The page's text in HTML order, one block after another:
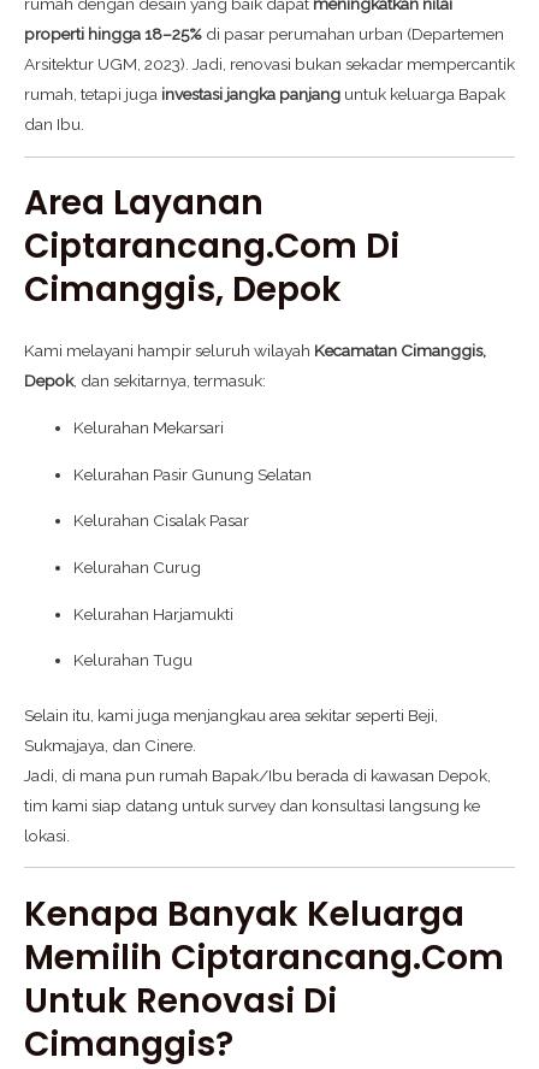
properti hingga 18–25% di pasar perumahan urban (Departemen
Arsitektur UGM, 2023). Jadi, renovasi bukan sekadar mempercantik
rumah, tetapi juga investasi jangka panjang untuk keluarga Bapak
dan Ibu.
Area Layanan
Ciptarancang.com Di
Cimanggis, Depok
Kami melayani hampir seluruh wilayah Kecamatan Cimanggis,
Depok, dan sekitarnya, termasuk:
Kelurahan Mekarsari
Kelurahan Pasir Gunung Selatan
Kelurahan Cisalak Pasar
Kelurahan Curug
Kelurahan Harjamukti
Kelurahan Tugu
Selain itu, kami juga menjangkau area sekitar seperti Beji,
Sukmajaya, dan Cinere.
Jadi, di mana pun rumah Bapak/Ibu berada di kawasan Depok,
tim kami siap datang untuk survey dan konsultasi langsung ke
lokasi.
Kenapa Banyak Keluarga
Memilih Ciptarancang.com
Untuk Renovasi Di
Cimanggis?